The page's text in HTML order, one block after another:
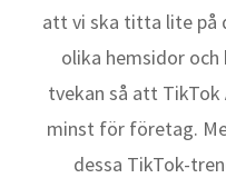
att vi ska titta lite på
olika hemsidor
tvekan så att
minst för företag.
dessa TikTok-